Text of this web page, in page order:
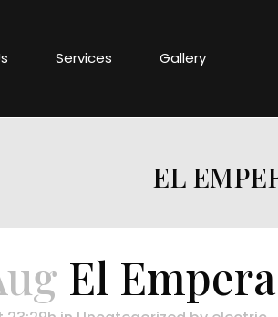
Services Gallery
EL
El